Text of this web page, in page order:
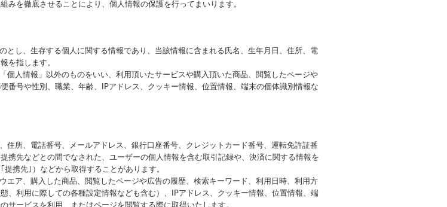
を徹底させることにより、個人情報の保護を行ってまいります。
とし、生存する個人に関する情報であり、当該情報に含まれる氏名、生年月日、住所、電
を指します。
個人情報」以外のものをいい、利用頂いたサービスや購入頂いた商品、閲覧したページや
番号や性別、職業、年齢、IPアドレス、クッキー情報、位置情報、端末の個体識別情報な
住所、電話番号、メールアドレス、銀行口座番号、クレジットカード番号、運転免許証番
携先などとの間でなされた、ユーザーの個人情報を含む取引記録や、決済に関する情報を
携先｣）などから取得することがあります。
エア、購入した商品、閲覧したページや広告の履歴、検索キーワード、利用日時、利用方
、利用に際しての各種設定情報なども含む）、IPアドレス、クッキー情報、位置情報、端